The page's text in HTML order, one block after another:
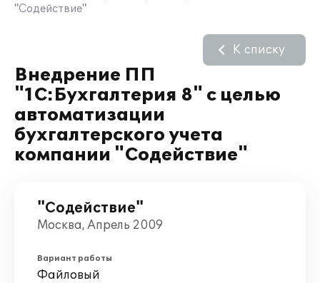
"Содействие"
Внедрение ПП
"1С:Бухгалтерия 8" с целью
автоматизации
бухгалтерского учета
компании "Содействие"
К списку
"Содействие"
Москва, Апрель 2009
Вариант работы
Файловый